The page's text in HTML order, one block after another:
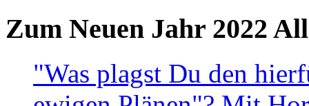
Zum Neuen Jahr 2022
"Was plagst Du den